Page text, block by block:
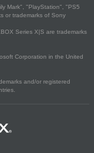
Mark", "PlayStation", "PS5
or trademarks of Sony
Series X|S are trademarks
Corporation in the United
and/or registered